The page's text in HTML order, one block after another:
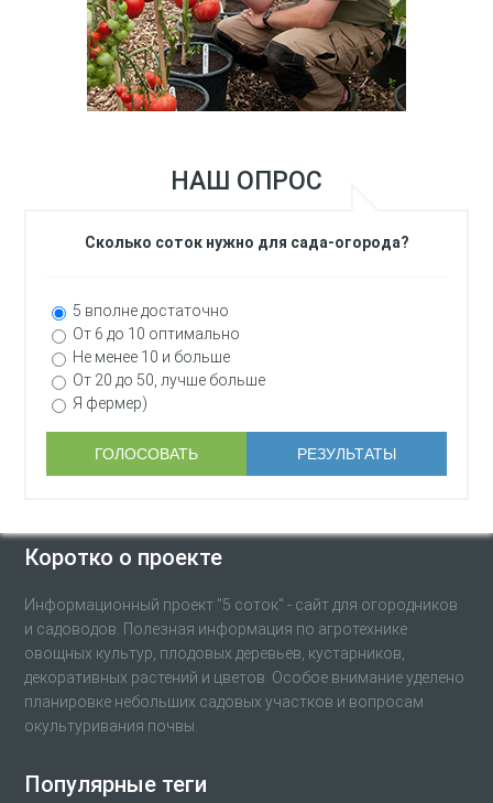
НАШ ОПРОС
Сколько соток нужно для сада-огорода?
5 вполне достаточно
От 6 до 10 оптимально
Не менее 10 и больше
От 20 до 50, лучше больше
Я фермер)
Коротко о проекте
Информационный проект "5 соток" - сайт для огородников
и садоводов. Полезная информация по агротехнике
овощных культур, плодовых деревьев, кустарников,
декоративных растений и цветов. Особое внимание уделено
планировке небольших садовых участков и вопросам
окультуривания почвы.
Популярные теги